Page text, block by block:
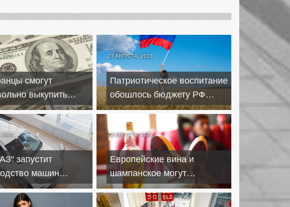
2023
смогут
выкупить
активы
23 АВГУСТА, 2023
Патриотическое воспитание
обошлось бюджету РФ
вдвое дороже плана
2023
запустит
машин
класса в 2024 году
22 АВГУСТА, 2023
Европейские вина и
шампанское могут
подорожать к концу года на
50 процентов